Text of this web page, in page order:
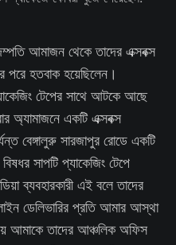
আমাজন থেকে তাদের এক্সবক্স
পরে হতবাক হয়েছিলেন।
টেপের সাথে আটকে আছে
অ্যামাজনে একটি এক্সবক্স
বেঙ্গালুরু সারজাপুর রোডে একটি
সাপটি প্যাকেজিং টেপে
ব্যবহারকারী এই বলে তাদের
ডেলিভারির প্রতি আমার আস্থা
আমাকে তাদের আঞ্চলিক অফিস